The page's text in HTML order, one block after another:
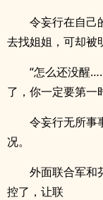
令妄行在自己
去找姐姐，可却被
“怎么还没醒
了，你一定要第一
令妄行无所事
况。
外面联合军和
控了，让联